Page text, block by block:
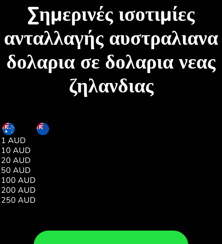
Σημερινές ισοτιμίες
ανταλλαγής αυστραλιανα
δολαρια σε δολαρια νεας
ζηλανδιας
AUD
1 AUD
10 AUD
20 AUD
50 AUD
100 AUD
200 AUD
250 AUD